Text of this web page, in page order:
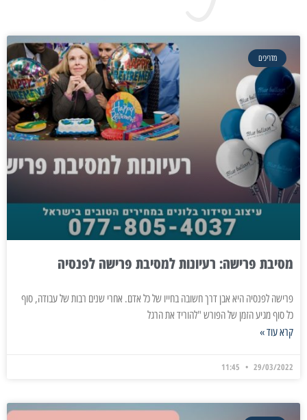
מדריכים
מסיבת פרישה: רעיונות למסיבת פרישה לפנסיה
פרישה לפנסיה היא אבן דרך חשובה בחייו של כל אדם. אחרי שנים רבות של עבודה, סוף
כל סוף מגיע הזמן של הפורש "להוריד את הרגל
קרא עוד »
29/03/2022